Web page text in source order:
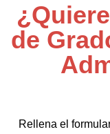
de
Rellena el